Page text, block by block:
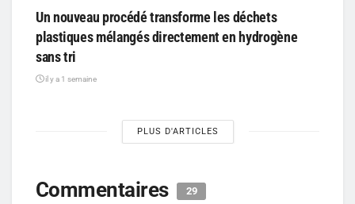
Un nouveau procédé transforme les déchets
plastiques mélangés directement en hydrogène
sans tri
il y a 1 semaine
PLUS D'ARTICLES
Commentaires 29